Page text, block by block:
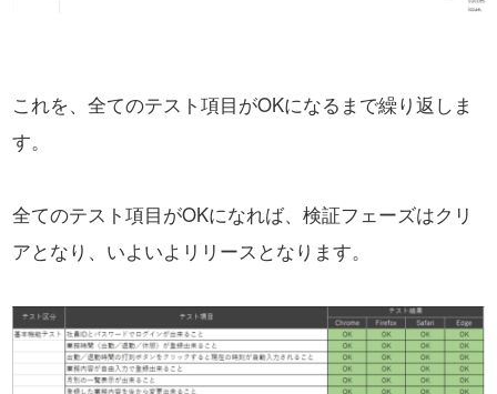
これを、全てのテスト項目がOKになるまで繰り返しま
す。
全てのテスト項目がOKになれば、検証フェーズはクリ
アとなり、いよいよリリースとなります。